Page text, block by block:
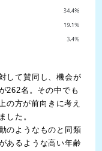
して賛同し、機会が
262名。その中でも
の方が前向きに考え
した。
のようなものと同類
あるような高い年齢